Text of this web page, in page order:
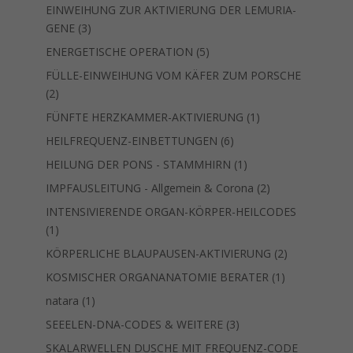
Produkt
EINWEIHUNG ZUR AKTIVIERUNG DER LEMURIA-
GENE 33
Produkte
ENERGETISCHE OPERATION 55
Produkte
FÜLLE-EINWEIHUNG VOM KÄFER ZUM PORSCHE
22
Produkte
FÜNFTE HERZKAMMER-AKTIVIERUNG 1 1
HEILFREQUENZ-EINBETTUNGEN 66
Produkte
HEILUNG DER PONS - STAMMHIRN 1 1
Produkt
IMPFAUSLEITUNG - Allgemein & Corona 22
Produkte
INTENSIVIERENDE ORGAN-KÖRPER-HEILCODES
1 1
Produkt
KÖRPERLICHE BLAUPAUSEN-AKTIVIERUNG 22
Produkte
KOSMISCHER ORGANANATOMIE BERATER 1 1
natara 1 1
Produkt
SEEELEN-DNA-CODES & WEITERE 33
Produkte
SKALARWELLEN DUSCHE MIT FREQUENZ-CODE